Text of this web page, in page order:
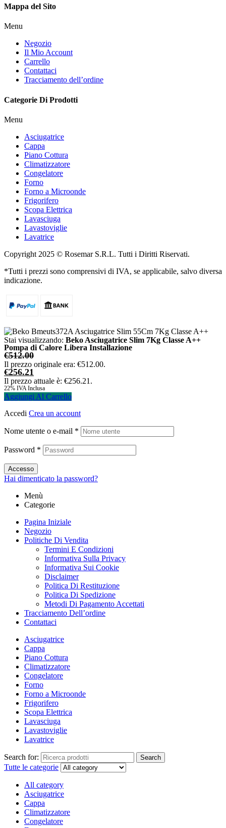
Mappa del Sito
Menu
Negozio
Il Mio Account
Carrello
Contattaci
Tracciamento dell’ordine
Categorie Di Prodotti
Menu
Asciugatrice
Cappa
Piano Cottura
Climatizzatore
Congelatore
Forno
Forno a Microonde
Frigorifero
Scopa Elettrica
Lavasciuga
Lavastoviglie
Lavatrice
Copyright 2025 © Rosemar S.R.L. Tutti i Diritti Riservati.
*Tutti i prezzi sono comprensivi di IVA, se applicabile, salvo diversa
indicazione.
Stai visualizzando: Beko Asciugatrice Slim 7Kg Classe A++
Pompa di Calore Libera Installazione
€512.00
Il prezzo originale era: €512.00.
€256.21
Il prezzo attuale è: €256.21.
22% IVA Inclusa
Aggiungi Al Carrello
Accedi Crea un account
Nome utente o e-mail *
Password *
Accesso
Hai dimenticato la password?
Menù
Categorie
Pagina Iniziale
Negozio
Politiche Di Vendita
Termini E Condizioni
Informativa Sulla Privacy
Informativa Sui Cookie
Disclaimer
Politica Di Restituzione
Politica Di Spedizione
Metodi Di Pagamento Accettati
Tracciamento Dell’ordine
Contattaci
Asciugatrice
Cappa
Piano Cottura
Climatizzatore
Congelatore
Forno
Forno a Microonde
Frigorifero
Scopa Elettrica
Lavasciuga
Lavastoviglie
Lavatrice
Search for: Search
Tutte le categorie
All category
Asciugatrice
Cappa
Climatizzatore
Congelatore